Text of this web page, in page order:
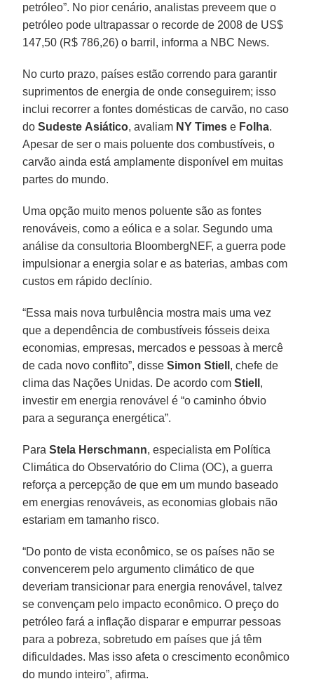
petróleo”. No pior cenário, analistas preveem que o
petróleo pode ultrapassar o recorde de 2008 de US$
147,50 (R$ 786,26) o barril, informa a NBC News.
No curto prazo, países estão correndo para garantir
suprimentos de energia de onde conseguirem; isso
inclui recorrer a fontes domésticas de carvão, no caso
doSudeste Asiático, avaliam NY Times e Folha.
Apesar de ser o mais poluente dos combustíveis, o
carvão ainda está amplamente disponível em muitas
partes do mundo.
Uma opção muito menos poluente são as fontes
renováveis, como a eólica e a solar. Segundo uma
análise da consultoria BloombergNEF, a guerra pode
impulsionar a energia solar e as baterias, ambas com
custos em rápido declínio.
“Essa mais nova turbulência mostra mais uma vez
que a dependência de combustíveis fósseis deixa
economias, empresas, mercados e pessoas à mercê
de cada novo conflito”, disseSimon Stiell , chefe de
clima das Nações Unidas. De acordo comStiell ,
investir em energia renovável é “o caminho óbvio
para a segurança energética”.
ParaStela Herschmann, especialista em Política
Climática do Observatório do Clima (OC), a guerra
reforça a percepção de que em um mundo baseado
em energias renováveis, as economias globais não
estariam em tamanho risco.
“Do ponto de vista econômico, se os países não se
convencerem pelo argumento climático de que
deveriam transicionar para energia renovável, talvez
se convençam pelo impacto econômico. O preço do
petróleo fará a inflação disparar e empurrar pessoas
para a pobreza, sobretudo em países que já têm
dificuldades. Mas isso afeta o crescimento econômico
do mundo inteiro”, afirma.